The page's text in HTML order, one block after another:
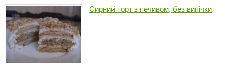
Сирний торт з печивом, без випічки